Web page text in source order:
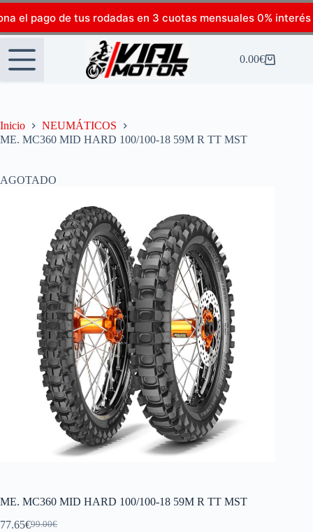
el pago de tus rodadas en 3 cuotas mensuales 0% interés
0.00€
Inicio
NEUMÁTICOS
ME. MC360 MID HARD 100/100-18 59M R TT MST
AGOTADO
ME. MC360 MID HARD 100/100-18 59M R TT MST
99.00€
77.65€